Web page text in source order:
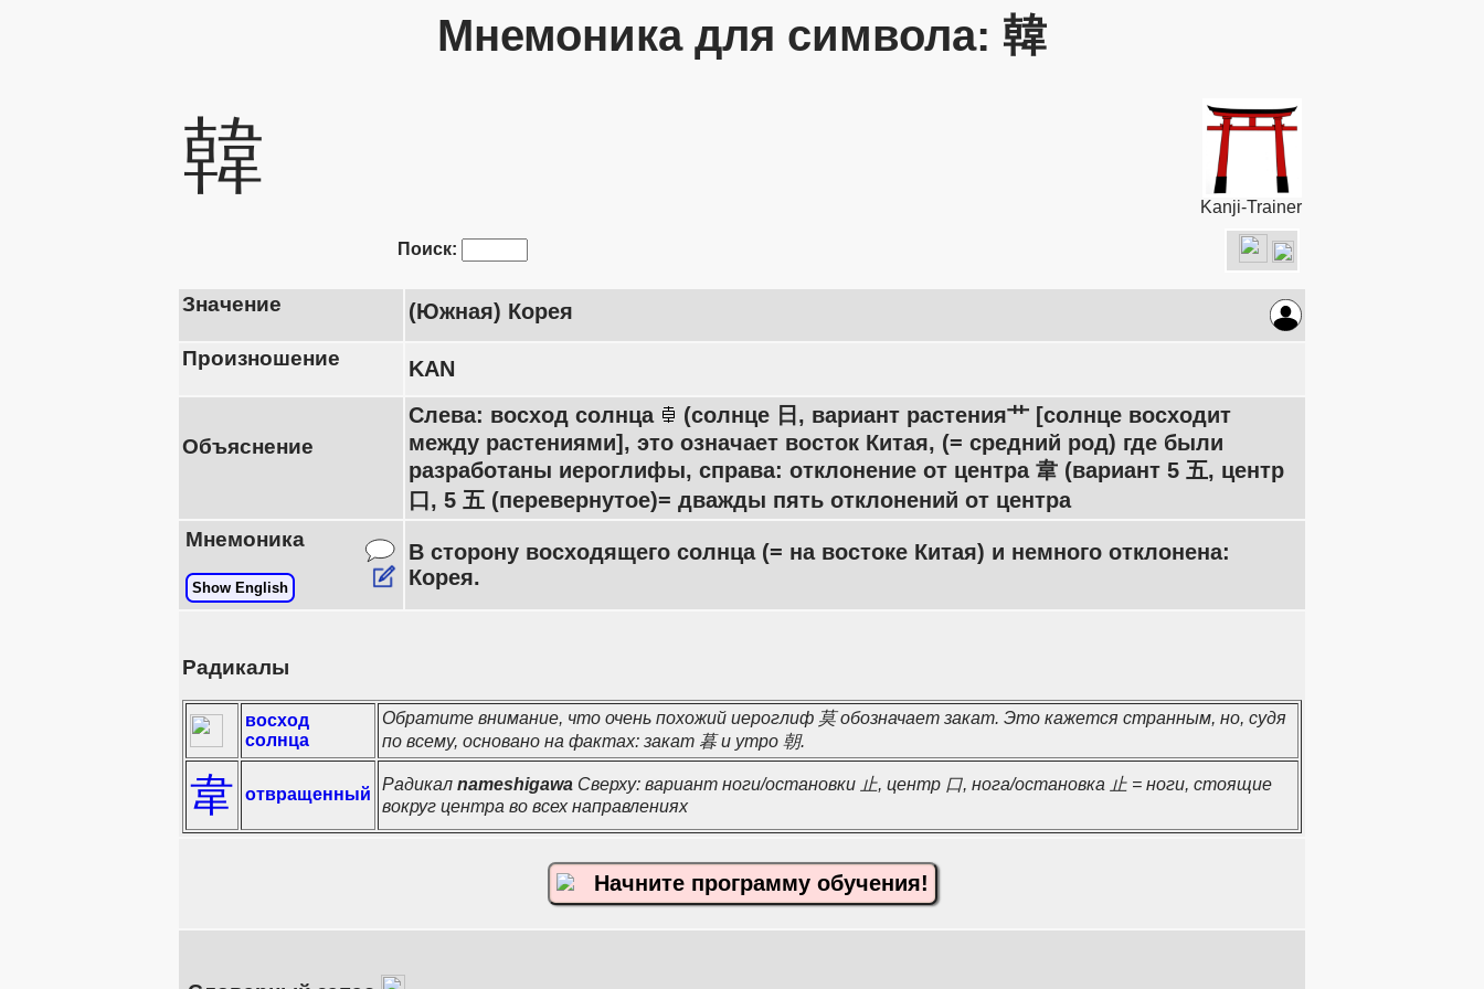
Мнемоника для символа: 韓
韓
Kanji-Trainer
Поиск:
Значение (Южная) Корея
Произношение KAN
Объяснение
Слева: восход солнца
(солнце 日, вариант растения艹 [солнце восходит
между растениями], это означает восток Китая, (= средний род) где были
разработаны иероглифы, справа: отклонение от центра 韋 (вариант 5 五, центр
口, 5 五 (перевернутое)= дважды пять отклонений от центра
Мнемоника
Show English
В сторону восходящего солнца (= на востоке Китая) и немного отклонена:
Корея.
Радикалы
восход
солнца
Обратите внимание, что очень похожий иероглиф 莫 обозначает закат. Это кажется странным, но, судя
по всему, основано на фактах: закат 暮 и утро 朝.
韋 отвращенный
Радикал nameshigawa Сверху: вариант ноги/остановки 止, центр 口, нога/остановка 止 = ноги, стоящие
вокруг центра во всех направлениях
Начните программу обучения!